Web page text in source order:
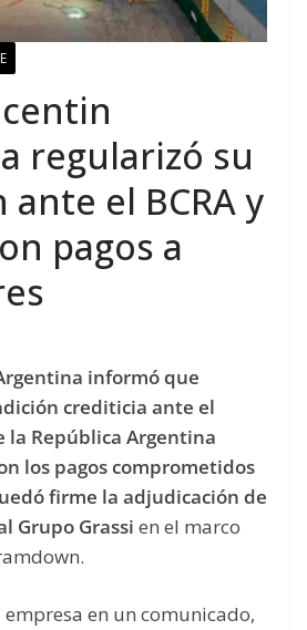
regularizó su
el BCRA y
pagos a
informó que
crediticia ante el
la República Argentina
los pagos comprometidos
firme la adjudicación de
Grupo Grassi en el marco
en un comunicado,